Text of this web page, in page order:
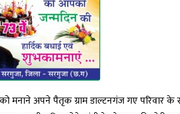
मनाने अपने पैतृक ग्राम डाल्टनगंज गए परिवार